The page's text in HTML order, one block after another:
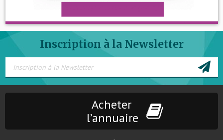
Inscription à la Newsletter
Acheter
l’annuaire